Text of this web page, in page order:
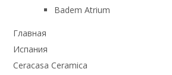
Badem Atrium
Главная
Испания
Ceracasa Ceramica